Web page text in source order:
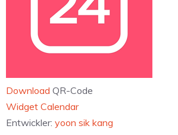
Download QR-Code
‎Widget Calendar
Entwickler: yoon sik kang